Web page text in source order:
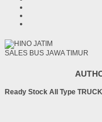
SALES BUS JAWA TIMUR
Ready Stock All Type